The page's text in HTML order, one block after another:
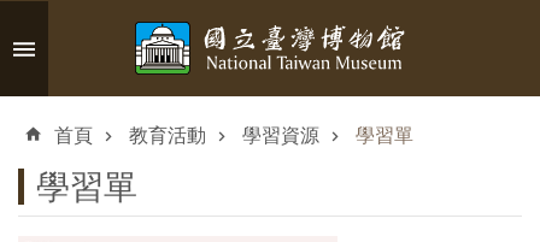
跳到主要內容區塊
搜
首頁 教育活動 學習資源 學習單
學習單